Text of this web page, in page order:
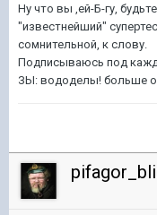
Ну что вы ,ей-Б-гу,
"известнейший"
сомнительной, к слову.
Подписываюсь под
ЗЫ: вододелы! больше